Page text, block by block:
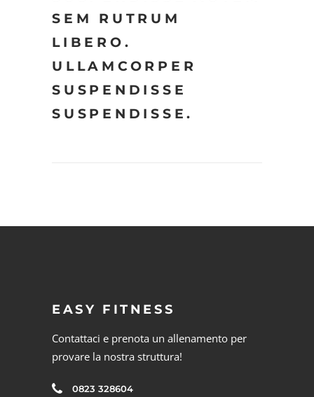
SEM RUTRUM
LIBERO.
ULLAMCORPER
SUSPENDISSE
SUSPENDISSE.
EASY FITNESS
Contattaci e prenota un allenamento per
provare la nostra struttura!
0823 328604